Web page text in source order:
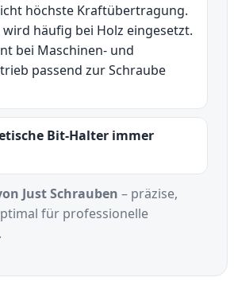
höchste Kraftübertragung.
wird häufig bei Holz eingesetzt.
bei Maschinen- und
passend zur Schraube
Bit-Halter immer
Just Schrauben – präzise,
für professionelle